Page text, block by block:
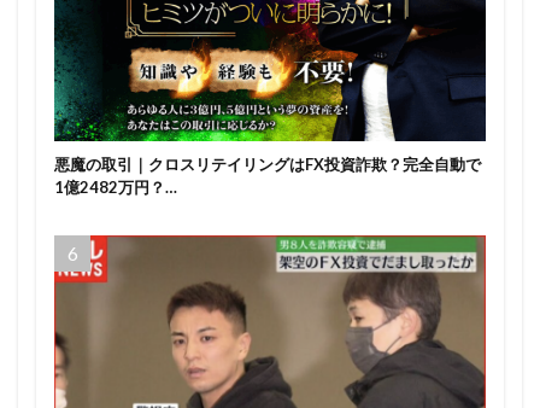
悪魔の取引｜クロスリテイリングはFX投資詐欺？完全自動で
1億2482万円？…